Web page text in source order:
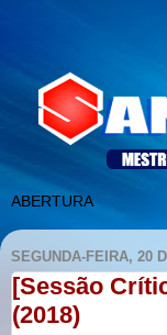
SEGUNDA-FEIRA, 20
[Sessão
(2018)